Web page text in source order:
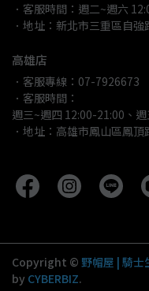
．客服時間：週二~週六
．地址：新北市三重區自
高雄店
．客服專線：07-7926673
．客服時間：
週三~週四 12:00-21:00、
．地址：高雄市鳳山區鳳
Copyright © 野帽屋 | 騎士
by CYBERBIZ.